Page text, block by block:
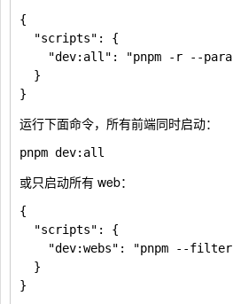
{
  "scripts": {
"dev:all": "pnpm -r --
  }
运行下面命令，所有前端同时启动：
或只启动所有 web：
{
  "scripts": {
"dev:webs": "pnpm --
  }